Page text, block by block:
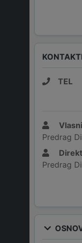
TEL
Predrag
Predrag